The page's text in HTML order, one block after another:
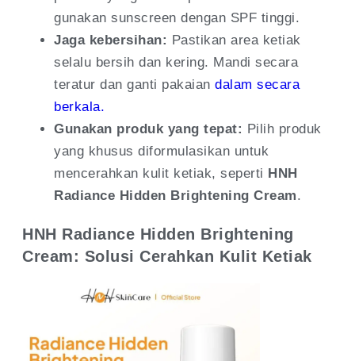
gunakan sunscreen dengan SPF tinggi.
Jaga kebersihan: Pastikan area ketiak
selalu bersih dan kering. Mandi secara
teratur dan ganti pakaian dalam secara
berkala.
Gunakan produk yang tepat: Pilih produk
yang khusus diformulasikan untuk
mencerahkan kulit ketiak, seperti HNH
Radiance Hidden Brightening Cream.
HNH Radiance Hidden Brightening
Cream: Solusi Cerahkan Kulit Ketiak